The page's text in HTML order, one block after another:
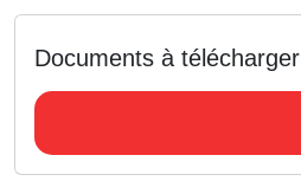
Documents à télécharger